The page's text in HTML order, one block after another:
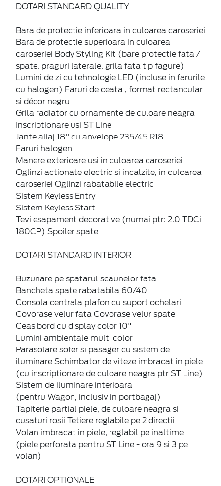
DOTARI STANDARD QUALITY
Bara de protectie inferioara in culoarea caroseriei
Bara de protectie superioara in culoarea
caroseriei Body Styling Kit (bare protectie fata /
spate, praguri laterale, grila fata tip fagure)
Lumini de zi cu tehnologie LED (incluse in farurile
cu halogen) Faruri de ceata , format rectancular
si décor negru
Grila radiator cu ornamente de culoare neagra
Inscriptionare usi ST Line
Jante aliaj 18'' cu anvelope 235/45 R18
Faruri halogen
Manere exterioare usi in culoarea caroseriei
Oglinzi actionate electric si incalzite, in culoarea
caroseriei Oglinzi rabatabile electric
Sistem Keyless Entry
Sistem Keyless Start
Tevi esapament decorative (numai ptr: 2.0 TDCi
180CP) Spoiler spate
DOTARI STANDARD INTERIOR
Buzunare pe spatarul scaunelor fata
Bancheta spate rabatabila 60/40
Consola centrala plafon cu suport ochelari
Covorase velur fata Covorase velur spate
Ceas bord cu display color 10"
Lumini ambientale multi color
Parasolare sofer si pasager cu sistem de
iluminare Schimbator de viteze imbracat in piele
(cu inscriptionare de culoare neagra ptr ST Line)
Sistem de iluminare interioara
(pentru Wagon, inclusiv in portbagaj)
Tapiterie partial piele, de culoare neagra si
cusaturi rosii Tetiere reglabile pe 2 directii
Volan imbracat in piele, reglabil pe inaltime
(piele perforata pentru ST Line - ora 9 si 3 pe
volan)
DOTARI OPTIONALE